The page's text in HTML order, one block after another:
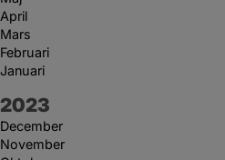
April
Mars
Februari
Januari
År:
2023
December
November